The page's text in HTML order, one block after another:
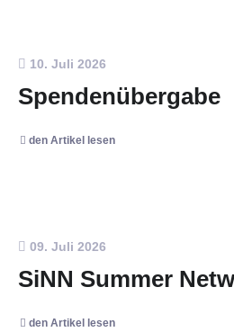
10. Juli 2026
Spendenübergabe
den Artikel lesen
09. Juli 2026
SiNN Summer
den Artikel lesen